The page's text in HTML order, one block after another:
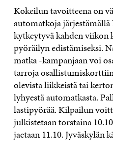
Kokeilun tavoitteena on
automatkoja
kytkeytyvä kahden viikon
pyöräilyn edistämiseksi.
matka -kampanjaan voi
tarroja
olevista liikkeistä tai
lyhyestä automatkasta.
lastipyörää. Kilpailun
julkistetaan torstaina
jaetaan 11.10. Jyväskylän